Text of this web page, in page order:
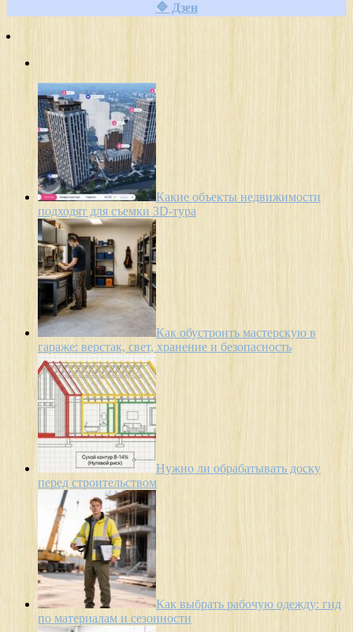
🔷 Дзен
Какие объекты недвижимости
подходят для съемки 3D-тура
Как обустроить мастерскую в
гараже: верстак, свет, хранение и безопасность
Нужно ли обрабатывать доску
перед строительством
Как выбрать рабочую одежду: гид
по материалам и сезонности